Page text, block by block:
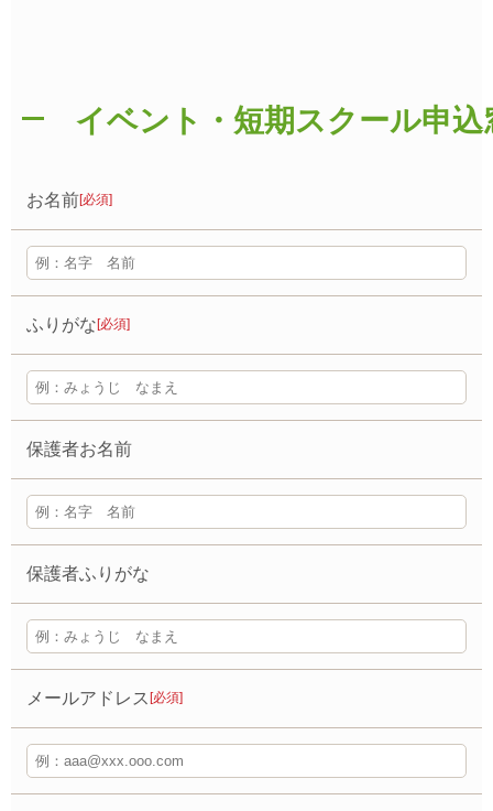
イベント・短期スクール申
お名前[必須]
ふりがな[必須]
保護者お名前
保護者ふりがな
メールアドレス [必須]